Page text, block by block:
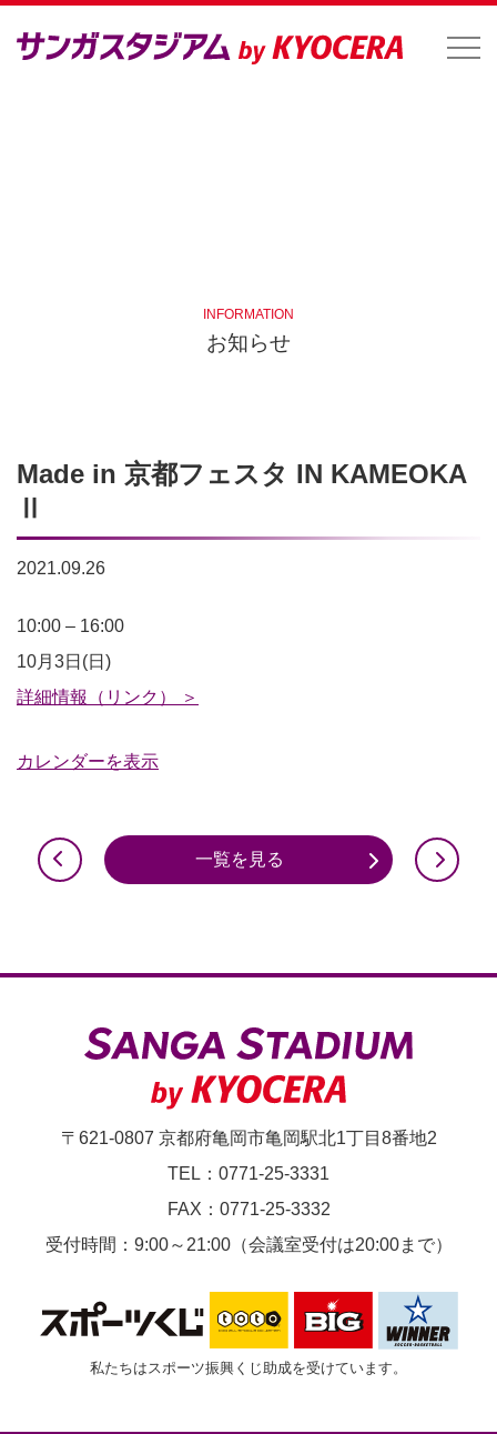
INFORMATION
お知らせ
Made in 京都フェスタ IN KAMEOKA
2021.09.26
Made
in
京
フ
Ⅱ
10:00 – 16:00
10月3日(日)
詳細情報（リンク） ＞
カレンダーを表示
一覧を見る
〒621-0807 京都府亀岡市亀岡駅北1丁目8番地2
TEL：0771-25-3331
FAX：0771-25-3332
受付時間：9:00～21:00（会議室受付は20:00まで）
私たちはスポーツ振興くじ助成を受けています。